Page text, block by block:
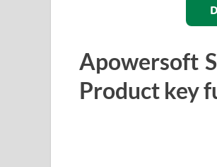
Apowersoft
Product key